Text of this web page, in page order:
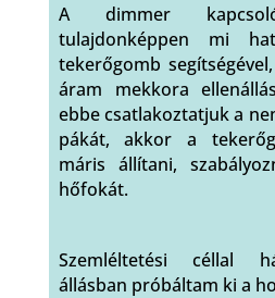
A dimmer
tulajdonképpen mi
tekerőgomb
áram mekkora
ebbe csatlakoztatjuk a
pákát, akkor a
máris állítani,
hőfokát.
Szemléltetési céllal
állásban próbáltam ki a